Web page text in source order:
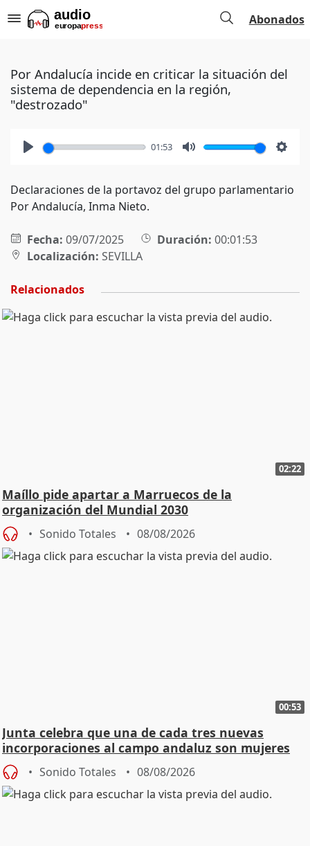
Abonados
Por Andalucía incide en criticar la situación del
sistema de dependencia en la región,
"destrozado"
01:53
Declaraciones de la portavoz del grupo parlamentario
Por Andalucía, Inma Nieto.
Fecha: 09/07/2025 Duración: 00:01:53
Localización: SEVILLA
Relacionados
02:22
Maíllo pide apartar a Marruecos de la
organización del Mundial 2030
Sonido Totales 08/08/2026
00:53
Junta celebra que una de cada tres nuevas
incorporaciones al campo andaluz son mujeres
jóvenes
Sonido Totales 08/08/2026